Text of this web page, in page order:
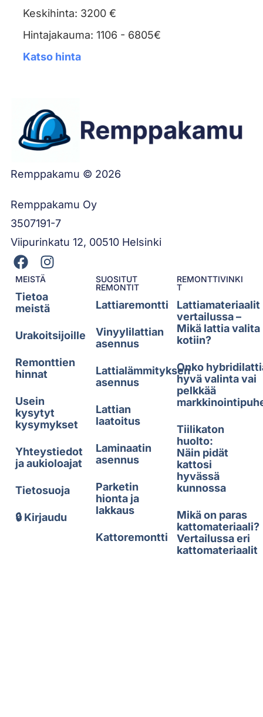
Keskihinta: 3200 €
Hintajakauma: 1106 - 6805€
Katso hinta
Remppakamu © 2026
Remppakamu Oy
3507191-7
Viipurinkatu 12, 00510 Helsinki
MEISTÄ
Tietoa
meistä
Urakoitsijoille
Remonttien
hinnat
Usein
kysytyt
kysymykset
Yhteystiedot
ja aukioloajat
Tietosuoja
🔒 Kirjaudu
SUOSITUT
REMONTIT
Lattiaremontti
Vinyylilattian
asennus
Lattialämmityksen
asennus
Lattian
laatoitus
Laminaatin
asennus
Parketin
hionta ja
lakkaus
Kattoremontti
REMONTTIVINKI
T
Lattiamateriaalit
vertailussa –
Mikä lattia valita
kotiin?
Onko
hyvä valinta vai
pelkkää
Tiilikaton
huolto:
Näin pidät
kattosi
hyvässä
kunnossa
Mikä on paras
kattomateriaali?
Vertailussa eri
kattomateriaalit